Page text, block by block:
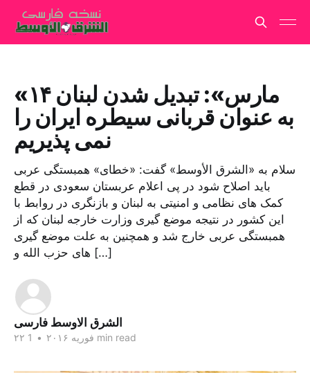
«۱۴ مارس»: تبدیل شدن لبنان
به عنوان قربانی سیطره ایران را
نمی پذیریم
سلام به «الشرق الأوسط» گفت: «خطای» همبستگی عربی
باید اصلاح شود در پی اعلام عربستان سعودی در قطع
کمک های نظامی و امنیتی به لبنان و بازنگری در روابط با
این کشور در نتیجه موضع گیری وزارت خارجه لبنان که از
همبستگی عربی خارج شد و همچنین به علت موضع گیری
های حزب الله و […]
الشرق الاوسط فارسی
۲۲ فوریه ۲۰۱۶ • 1 min read